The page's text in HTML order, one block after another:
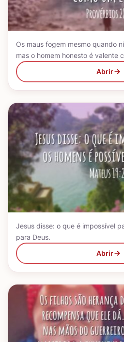
Os maus fogem mesmo quando
mas o homem honesto é valente
Abrir
Jesus disse: o que é impossível
para Deus.
Abrir